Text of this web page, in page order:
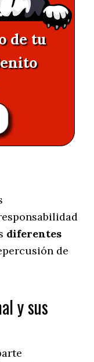
de tu
diferentes
de
y sus